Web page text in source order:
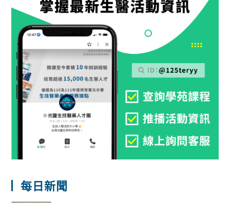
每日新聞